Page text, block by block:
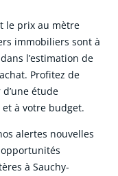
le prix au mètre
immobiliers sont à
l’estimation de
Profitez de
étude
à votre budget.
alertes nouvelles
à Sauchy-